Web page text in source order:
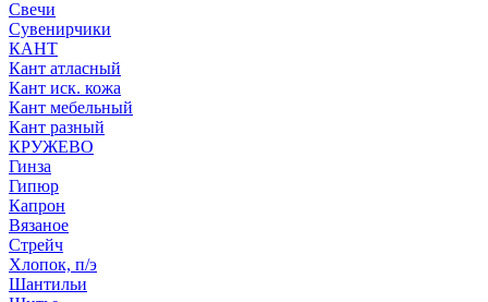
Свечи
Сувенирчики
КАНТ
Кант атласный
Кант иск. кожа
Кант мебельный
Кант разный
КРУЖЕВО
Гинза
Гипюр
Капрон
Вязаное
Стрейч
Хлопок, п/э
Шантильи